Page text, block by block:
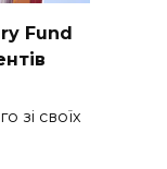
Fund
зі своїх